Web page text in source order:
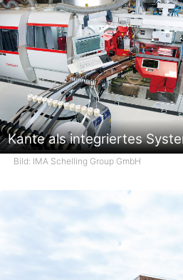
Kante als integriertes
Bild: IMA Schelling Group GmbH